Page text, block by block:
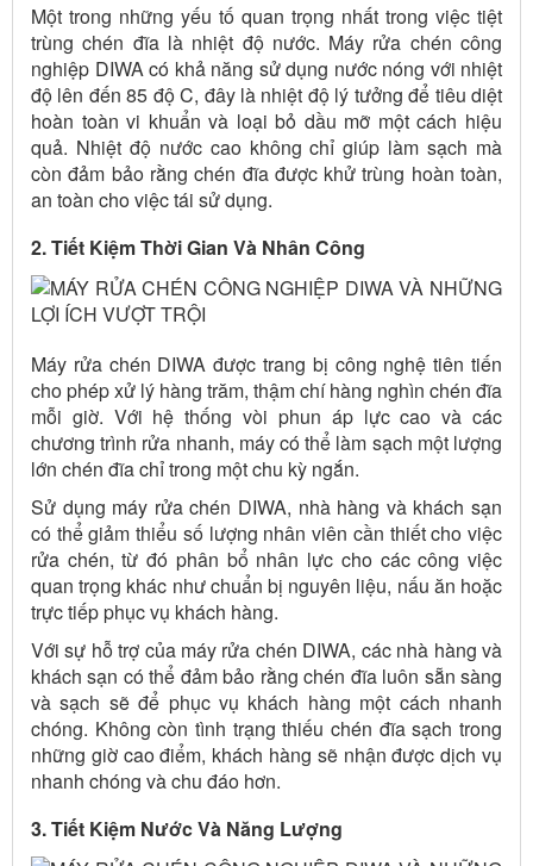
Một trong những yếu tố quan trọng nhất trong việc tiệt
trùng chén đĩa là nhiệt độ nước. Máy rửa chén công
nghiệp DIWA có khả năng sử dụng nước nóng với nhiệt
độ lên đến 85 độ C, đây là nhiệt độ lý tưởng để tiêu diệt
hoàn toàn vi khuẩn và loại bỏ dầu mỡ một cách hiệu
quả. Nhiệt độ nước cao không chỉ giúp làm sạch mà
còn đảm bảo rằng chén đĩa được khử trùng hoàn toàn,
an toàn cho việc tái sử dụng.
2. Tiết Kiệm Thời Gian Và Nhân Công
Máy rửa chén DIWA được trang bị công nghệ tiên tiến
cho phép xử lý hàng trăm, thậm chí hàng nghìn chén đĩa
mỗi giờ. Với hệ thống vòi phun áp lực cao và các
chương trình rửa nhanh, máy có thể làm sạch một lượng
lớn chén đĩa chỉ trong một chu kỳ ngắn.
Sử dụng máy rửa chén DIWA, nhà hàng và khách sạn
có thể giảm thiểu số lượng nhân viên cần thiết cho việc
rửa chén, từ đó phân bổ nhân lực cho các công việc
quan trọng khác như chuẩn bị nguyên liệu, nấu ăn hoặc
trực tiếp phục vụ khách hàng.
Với sự hỗ trợ của máy rửa chén DIWA, các nhà hàng và
khách sạn có thể đảm bảo rằng chén đĩa luôn sẵn sàng
và sạch sẽ để phục vụ khách hàng một cách nhanh
chóng. Không còn tình trạng thiếu chén đĩa sạch trong
những giờ cao điểm, khách hàng sẽ nhận được dịch vụ
nhanh chóng và chu đáo hơn.
3. Tiết Kiệm Nước Và Năng Lượng